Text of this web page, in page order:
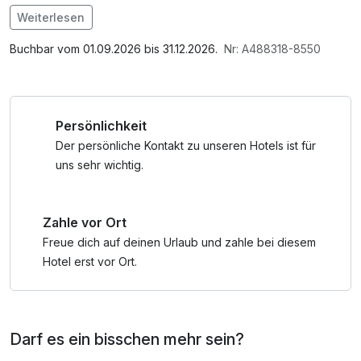
Stadterkundung gehen!
Ob Uhrturm, Kunsthaus oder gemütliches Café - in der
Im Angebot enthalten
Parkplatz, W-LAN Nutzung / Internetnutzung
Weiterlesen
Buchbar vom 01.09.2026 bis 31.12.2026. Nr: A488318-8550
Persönlichkeit
Der persönliche Kontakt zu unseren Hotels ist für
uns sehr wichtig.
Zahle vor Ort
Freue dich auf deinen Urlaub und zahle bei diesem
Hotel erst vor Ort.
Darf es ein bisschen mehr sein?